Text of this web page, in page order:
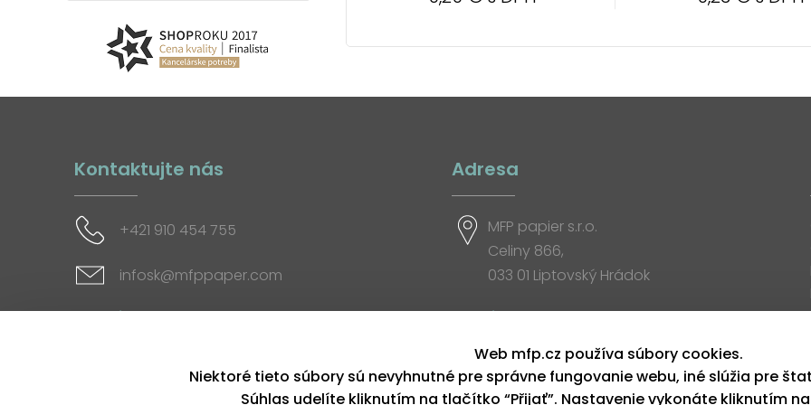
Kontaktujte nás
+421 910 454 755
infosk@mfppaper.com
Sociálne siete
Adresa
MFP papier s.r.o.
Celiny 866,
033 01 Liptovský Hrádok
Otváracia doba
Web mfp.cz používa súbory cookies.
Niektoré tieto súbory sú nevyhnutné pre správne fungovanie webu, iné slúžia pre
Súhlas udelíte kliknutím na tlačítko “Přijať”. Nastavenie vykonáte kliknutím